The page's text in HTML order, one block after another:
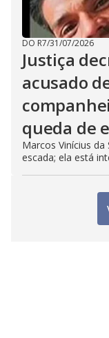
DO R7/31/07/2026
Justiça
acusado
queda de
Marcos Vinícius
escada; ela está